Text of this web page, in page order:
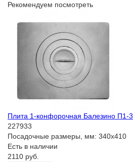
Рекомендуем посмотреть
Плита 1-конфорочная Балезино П1-3
227933
Посадочные размеры, мм: 340x410
Есть в наличии
2110 руб.